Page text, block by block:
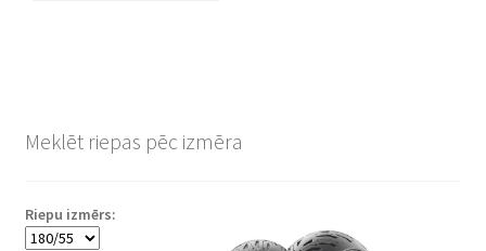
Meklēt riepas pēc izmēra
Riepu izmērs: